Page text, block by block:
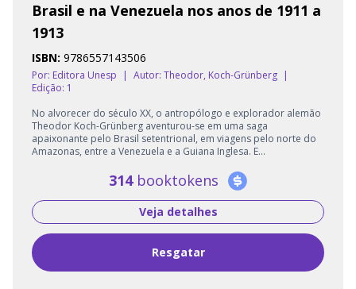
Brasil e na Venezuela nos anos de 1911 a
1913
ISBN: 9786557143506
Por: Editora Unesp | Autor: Theodor, Koch-Grünberg |
Edição: 1
No alvorecer do século XX, o antropólogo e explorador alemão
Theodor Koch-Grünberg aventurou-se em uma saga
apaixonante pelo Brasil setentrional, em viagens pelo norte do
Amazonas, entre a Venezuela e a Guiana Inglesa. E...
314 booktokens
Veja detalhes
Resgatar